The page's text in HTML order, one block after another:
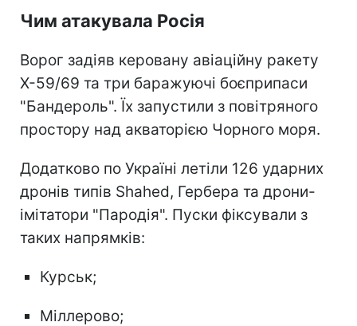
Чим атакувала Росія
Ворог задіяв керовану авіаційну ракету
Х-59/69 та три баражуючі боєприпаси
"Бандероль". Їх запустили з повітряного
простору над акваторією Чорного моря.
Додатково по Україні летіли 126 ударних
дронів типів Shahed, Гербера та дрони-
імітатори "Пародія". Пуски фіксували з
таких напрямків:
Курськ;
Міллерово;